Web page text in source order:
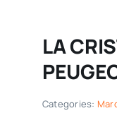
LA
Categories: